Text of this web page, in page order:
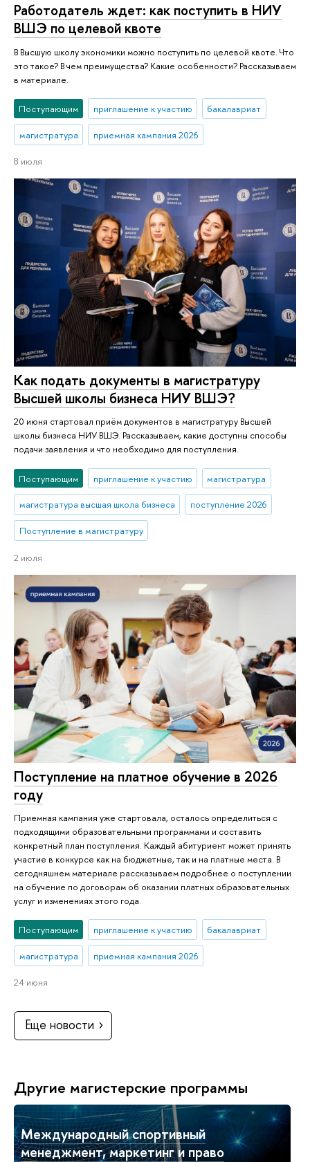
Работодатель ждет: как поступить в НИУ
ВШЭ по целевой квоте
В Высшую школу экономики можно поступить по целевой квоте. Что
это такое? В чем преимущества? Какие особенности? Рассказываем
в материале.
Поступающим приглашение к участию бакалавриат
магистратура приемная кампания 2026
8 июля
Как подать документы в магистратуру
Высшей школы бизнеса НИУ ВШЭ?
20 июня стартовал приём документов в магистратуру Высшей
школы бизнеса НИУ ВШЭ. Рассказываем, какие доступны способы
подачи заявления и что необходимо для поступления.
Поступающим приглашение к участию магистратура
магистратура высшая школа бизнеса поступление 2026
Поступление в магистратуру
2 июля
Поступление на платное обучение в 2026
году
Приемная кампания уже стартовала, осталось определиться с
подходящими образовательными программами и составить
конкретный план поступления. Каждый абитуриент может принять
участие в конкурсе как на бюджетные, так и на платные места. В
сегодняшнем материале рассказываем подробнее о поступлении
на обучение по договорам об оказании платных образовательных
услуг и изменениях этого года.
Поступающим приглашение к участию бакалавриат
магистратура приемная кампания 2026
24 июня
Еще новости
Другие магистерские программы
Международный спортивный
менеджмент, маркетинг и право